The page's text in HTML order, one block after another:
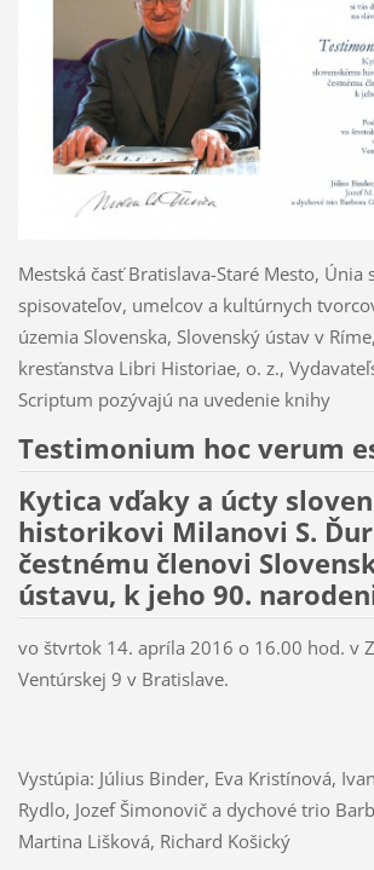
Mestská časť Bratislava-Staré Mesto, Únia
spisovateľov, umelcov a kultúrnych
územia Slovenska, Slovenský ústav v
kresťanstva Libri Historiae, o. z.,
Scriptum pozývajú na uvedenie knihy
Testimonium hoc verum
Kytica vďaky a úcty
historikovi Milanovi S.
čestnému členovi
ústavu, k jeho 90.
vo štvrtok 14. apríla 2016 o 16.00 hod. v
Ventúrskej 9 v Bratislave.
Vystúpia: Július Binder, Eva Kristínová,
Rydlo, Jozef Šimonovič a dychové trio
Martina Lišková, Richard Košický